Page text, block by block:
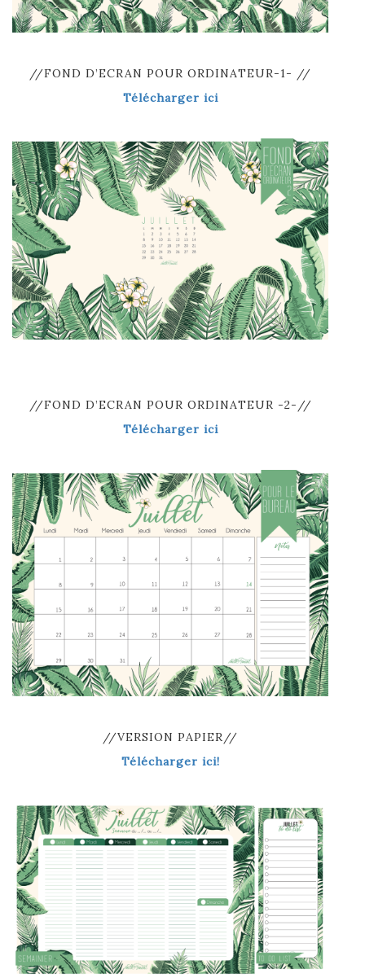
//FOND D’ECRAN POUR ORDINATEUR-1- //
Télécharger ici
//FOND D’ECRAN POUR ORDINATEUR -2-//
Télécharger ici
//VERSION PAPIER//
Télécharger ici!